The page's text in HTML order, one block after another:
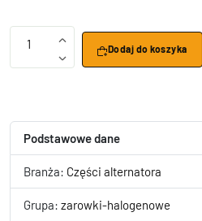
1 Dodaj do koszyka
Podstawowe dane
Branża: Części alternatora
Grupa: zarowki-halogenowe